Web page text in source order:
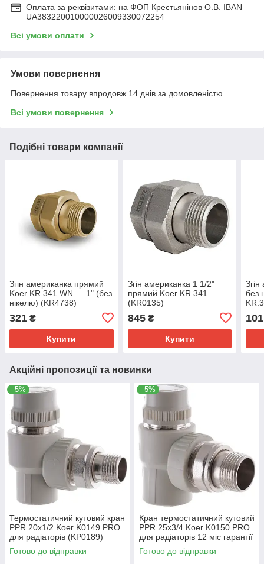
Оплата за реквізитами: на ФОП Крестьянінов О.В. IBAN
UA383220010000026009330072254
Всі умови оплати
Умови повернення
Повернення товару впродовж 14 днів за домовленістю
Всі умови повернення
Подібні товари компанії
Згін американка прямий
Koer KR.341.WN — 1" (без
нікелю) (KR4738)
321 ₴
Купити
Згін американка 1 1/2"
прямий Koer KR.341
(KR0135)
845₴
Купити
без
101
Акційні пропозиції та новинки
–5%
Термостатичний кутовий кран
PPR 20x1/2 Koer K0149.PRO
для радіаторів (KP0189)
Готово до відправки
–5%
Кран термостатичний кутовий
PPR 25x3/4 Koer K0150.PRO
для радіаторів 12 міс гарантії
(KP0190)
Готово до відправки